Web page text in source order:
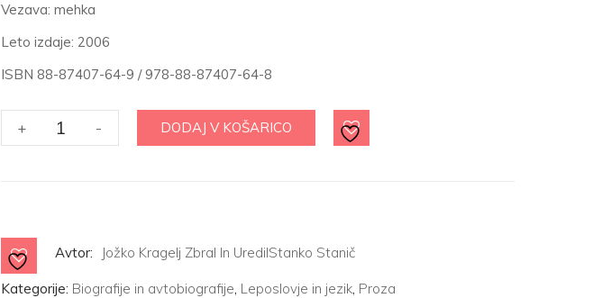
Vezava: mehka
Leto izdaje: 2006
ISBN 88-87407-64-9 / 978-88-87407-64-8
+
STANKO
STANIČ
količina
- DODAJ V KOŠARICO
Avtor: Jožko Kragelj Zbral In UredilStanko Stanič
Kategorije: Biografije in avtobiografije, Leposlovje in jezik, Proza